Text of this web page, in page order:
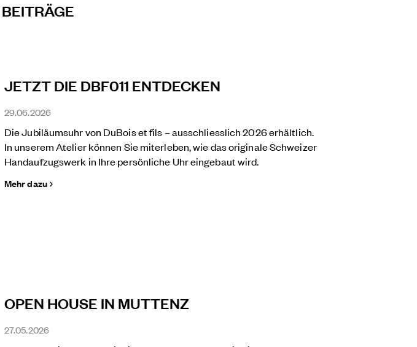
JETZT DIE DBF011 ENTDECKEN
29.06.2026
Die Jubiläumsuhr von DuBois et fils – ausschliesslich 2026 erhältlich.
In unserem Atelier können Sie miterleben, wie das originale Schweizer
Handaufzugswerk in Ihre persönliche Uhr eingebaut wird.
Mehr dazu
OPEN HOUSE IN MUTTENZ
27.05.2026